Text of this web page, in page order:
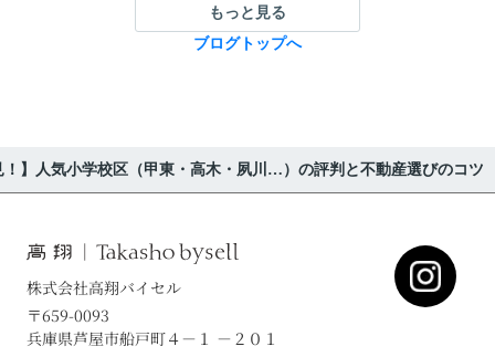
もっと見る
ブログトップへ
】人気小学校区（甲東・高木・夙川…）の評判と不動産選びのコツ
株式会社高翔バイセル
〒659-0093
兵庫県芦屋市船戸町４－１ －２０１